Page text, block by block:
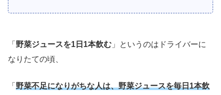
「 野菜ジュースを1日1本飲む 」というのはドライバーに
なりたての頃、
「 野菜不足になりがちな人は、野菜ジュースを毎日1本飲